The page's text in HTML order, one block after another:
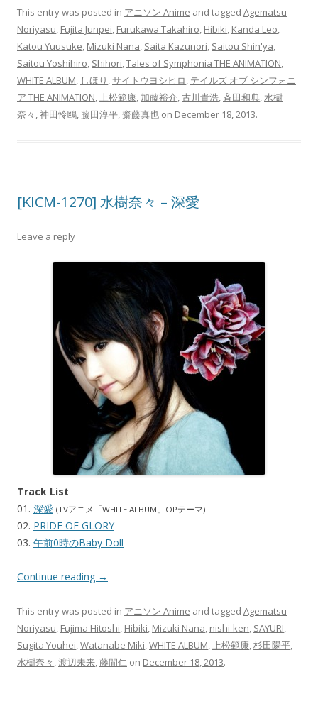
This entry was posted in アニソン Anime and tagged Agematsu
Noriyasu, Fujita Junpei, Furukawa Takahiro, Hibiki, Kanda Leo,
Katou Yuusuke, Mizuki Nana, Saita Kazunori, Saitou Shin'ya,
Saitou Yoshihiro, Shihori,Tales of Symphonia THE ANIMATION,
WHITE ALBUM, しほり ,サイトウヨシヒロ, テイルズ オブ シンフォニ
ア THE ANIMATION,上松範康, 加藤裕介,古川貴浩, 斉田和典,水樹
奈々 ,神田怜鴎,藤田淳平,齋藤真也 on December 18, 2013.
[KICM-1270] 水樹奈々 – 深愛
Leave a reply
Track List
01. 深愛 (TVアニメ「WHITE ALBUM」OPテーマ)
02. PRIDE OF GLORY
03. 午前0時のBaby Doll
Continue reading →
This entry was posted in アニソン Anime and tagged Agematsu
Noriyasu, Fujima Hitoshi, Hibiki, Mizuki Nana, nishi-ken, SAYURI,
Sugita Youhei,Watanabe Miki,WHITE ALBUM,上松範康,杉田陽平,
水樹奈々 ,渡辺未来,藤間仁 on December 18, 2013.